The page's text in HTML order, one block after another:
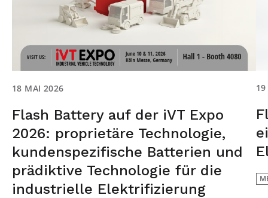
18 MAI 2026
Flash Battery auf der iVT Expo
2026: proprietäre Technologie,
kundenspezifische Batterien und
prädiktive Technologie für die
industrielle Elektrifizierung